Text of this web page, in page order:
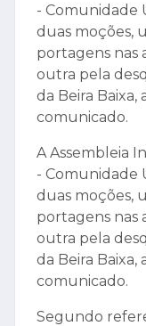
- Comunidade
duas moções,
portagens nas
outra pela
da Beira
comunicado.
A Assembleia
- Comunidade
duas moções,
portagens nas
outra pela
da Beira
comunicado.
Segundo